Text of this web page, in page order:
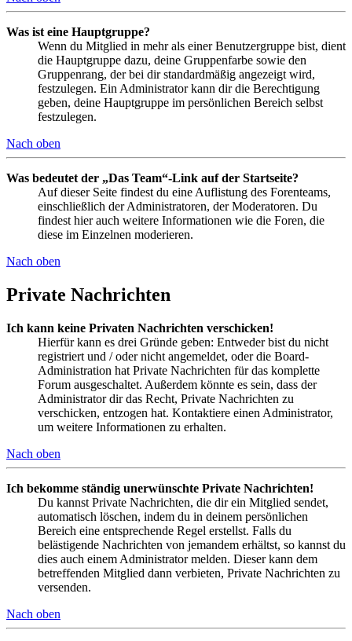
Was ist eine Hauptgruppe?
Wenn du Mitglied in mehr als einer Benutzergruppe bist, dient
die Hauptgruppe dazu, deine Gruppenfarbe sowie den
Gruppenrang, der bei dir standardmäßig angezeigt wird,
festzulegen. Ein Administrator kann dir die Berechtigung
geben, deine Hauptgruppe im persönlichen Bereich selbst
festzulegen.
Nach oben
Was bedeutet der „Das Team“-Link auf der Startseite?
Auf dieser Seite findest du eine Auflistung des Forenteams,
einschließlich der Administratoren, der Moderatoren. Du
findest hier auch weitere Informationen wie die Foren, die
diese im Einzelnen moderieren.
Nach oben
Private Nachrichten
Ich kann keine Privaten Nachrichten verschicken!
Hierfür kann es drei Gründe geben: Entweder bist du nicht
registriert und / oder nicht angemeldet, oder die Board-
Administration hat Private Nachrichten für das komplette
Forum ausgeschaltet. Außerdem könnte es sein, dass der
Administrator dir das Recht, Private Nachrichten zu
verschicken, entzogen hat. Kontaktiere einen Administrator,
um weitere Informationen zu erhalten.
Nach oben
Ich bekomme ständig unerwünschte Private Nachrichten!
Du kannst Private Nachrichten, die dir ein Mitglied sendet,
automatisch löschen, indem du in deinem persönlichen
Bereich eine entsprechende Regel erstellst. Falls du
belästigende Nachrichten von jemandem erhältst, so kannst du
dies auch einem Administrator melden. Dieser kann dem
betreffenden Mitglied dann verbieten, Private Nachrichten zu
versenden.
Nach oben